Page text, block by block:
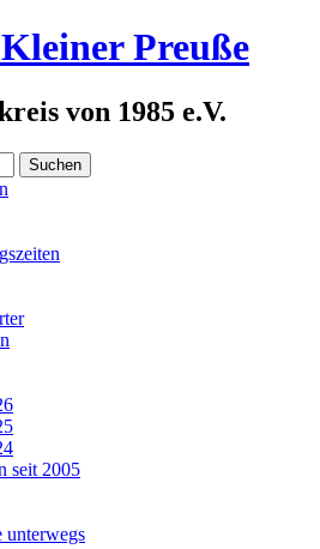
Preuße
von 1985 e.V.
seit 2005
unterwegs